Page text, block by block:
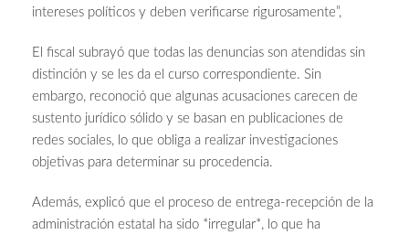
intereses políticos y deben verificarse rigurosamente”,
El fiscal subrayó que todas las denuncias son atendidas sin
distinción y se les da el curso correspondiente. Sin
embargo, reconoció que algunas acusaciones carecen de
sustento jurídico sólido y se basan en publicaciones de
redes sociales, lo que obliga a realizar investigaciones
objetivas para determinar su procedencia.
Además, explicó que el proceso de entrega-recepción de la
administración estatal ha sido *irregular*, lo que ha